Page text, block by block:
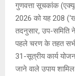
गुणवत्ता सूचकांक
2026 को यह 208
तदनुसार, उप-समिति
पहले चरण के तहत सभी
31-सूत्रीय कार्य
जाने वाले उपाय